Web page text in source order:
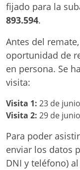
fijado para la
893.594.
Antes del
oportunidad de
en persona. Se
visita:
Visita 1: 23 de
Visita 2: 29 de
Para poder
enviar los datos
DNI y teléfono)